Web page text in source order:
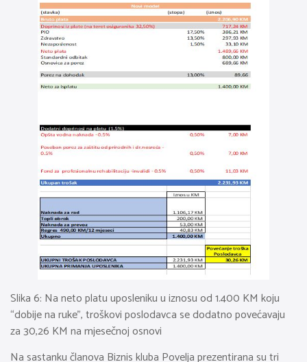
Slika 6: Na neto platu uposleniku u iznosu od 1.400 KM koju
“dobije na ruke”, troškovi poslodavca se dodatno povećavaju
za 30,26 KM na mjesečnoj osnovi
Na sastanku članova Biznis kluba Povelja prezentirana su tri